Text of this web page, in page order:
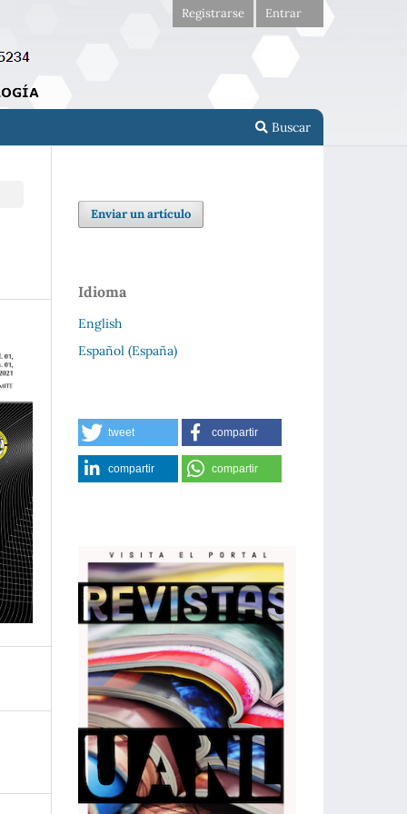
Buscar
Registrarse Entrar
Enviar un artículo
Idioma
English
Español (España)
tweet compartir
compartir compartir